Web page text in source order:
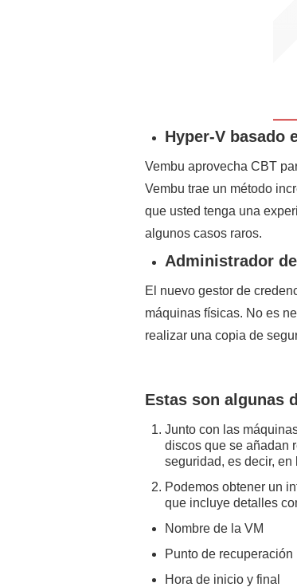
Hyper-V basado
Vembu aprovecha CBT
Vembu trae un método
que usted tenga una
algunos casos raros.
Administrador
El nuevo gestor de
máquinas físicas. No es
realizar una copia de
Estas son algunas
Junto con las
discos que se añadan
seguridad, es decir,
Podemos obtener un
que incluye detalles
Nombre de la VM
Punto de recuperación
Hora de inicio y final